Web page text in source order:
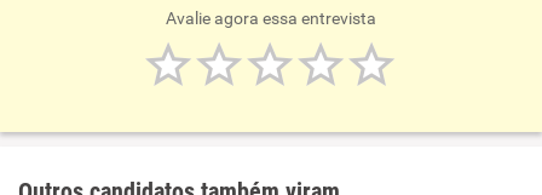
Avalie agora essa entrevista